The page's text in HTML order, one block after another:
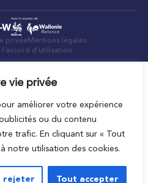
vie privée
améliorer votre expérience
ou du contenu
trafic. En cliquant sur « Tout
notre utilisation des cookies.
rejeter Tout accepter
privée Mentions légales
d’utilisation